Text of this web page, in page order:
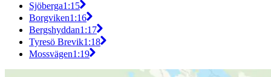
Sjöberga1:15
Borgviken1:16
Bergshyddan1:17
Tyresö Brevik1:18
Mossvägen1:19